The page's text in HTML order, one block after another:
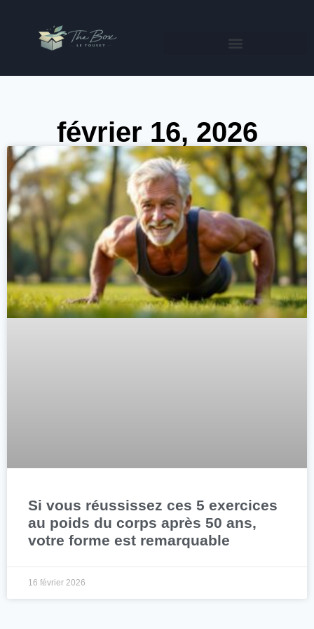
février 16, 2026
Si vous réussissez ces 5 exercices
au poids du corps après 50 ans,
votre forme est remarquable
16 février 2026